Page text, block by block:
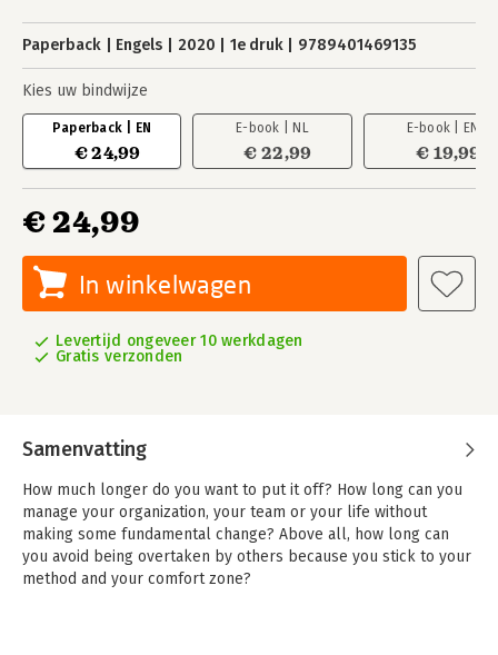
Paperback Engels 2020 1e druk 9789401469135
Kies uw bindwijze
Paperback | EN
€ 24,99
E-book | NL
€ 22,99
E-book | EN
€ 19,99
€ 24,99
In winkelwagen
Levertijd ongeveer 10 werkdagen
Gratis verzonden
Samenvatting
How much longer do you want to put it off? How long can you
manage your organization, your team or your life without
making some fundamental change? Above all, how long can
you avoid being overtaken by others because you stick to your
method and your comfort zone?